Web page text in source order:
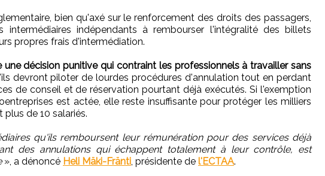
bien qu'axé sur le renforcement des droits des passagers,
intermédiaires indépendants à rembourser l'intégralité des billets
propres frais d'intermédiation.
une décision punitive qui contraint les professionnels à travailler sans
devront piloter de lourdes procédures d'annulation tout en perdant
de conseil et de réservation pourtant déjà exécutés. Si l'exemption
est actée, elle reste insuffisante pour protéger les milliers
de 10 salariés.
qu'ils remboursent leur rémunération pour des services déjà
des annulations qui échappent totalement à leur contrôle, est
», a dénoncé Heli Mäki-Fränti, présidente de l'ECTAA.